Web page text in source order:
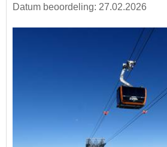
Datum beoordeling: 27.02.2026